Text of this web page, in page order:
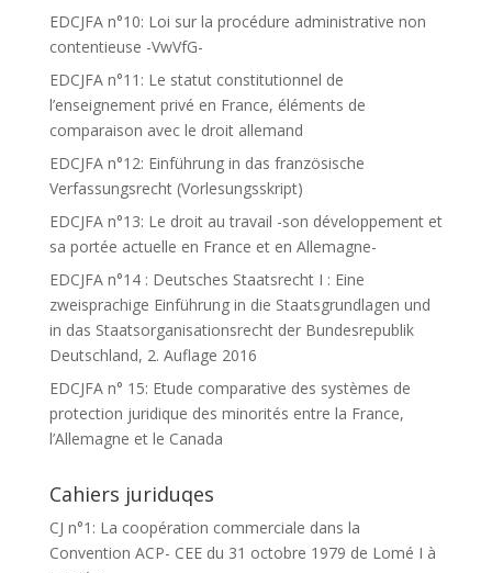
EDCJFA n°10: Loi sur la procédure administrative non
contentieuse -VwVfG-
EDCJFA n°11: Le statut constitutionnel de
l’enseignement privé en France, éléments de
comparaison avec le droit allemand
EDCJFA n°12: Einführung in das französische
Verfassungsrecht (Vorlesungsskript)
EDCJFA n°13: Le droit au travail -son développement et
sa portée actuelle en France et en Allemagne-
EDCJFA n°14 : Deutsches Staatsrecht I : Eine
zweisprachige Einführung in die Staatsgrundlagen und
in das Staatsorganisationsrecht der Bundesrepublik
Deutschland, 2. Auflage 2016
EDCJFA n° 15: Etude comparative des systèmes de
protection juridique des minorités entre la France,
l’Allemagne et le Canada
Cahiers juriduqes
CJ n°1: La coopération commerciale dans la
Convention ACP- CEE du 31 octobre 1979 de Lomé I à